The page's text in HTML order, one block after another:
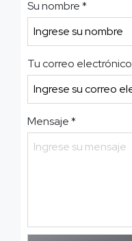
Su nombre*
Tu correo electrónico
Mensaje*